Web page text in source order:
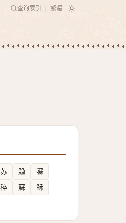
查询索引 繁體
苏 䲆
囌
稡 蘇 稣